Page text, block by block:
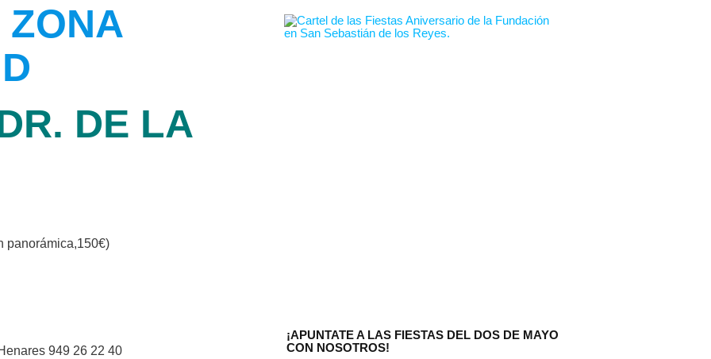
ZONA
DE LA
panorámica,150€)
949 26 22 40
¡APUNTATE A LAS FIESTAS DEL DOS DE MAYO
CON NOSOTROS!